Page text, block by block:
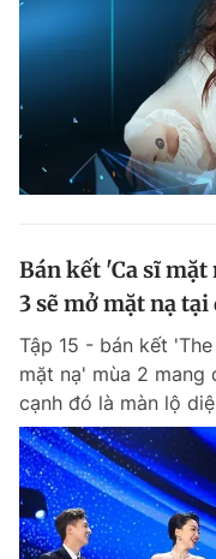
Bán kết 'Ca sĩ
3 sẽ mở mặt nạ
Tập 15 - bán kết
mặt nạ' mùa 2 mang
cạnh đó là màn lộ